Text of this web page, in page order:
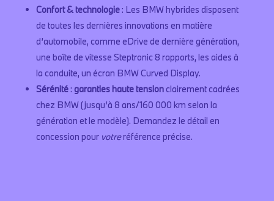
Confort & technologie: Les BMW hybrides disposent
de toutes les dernières innovations en matière
d’automobile, comme eDrive de dernière génération,
une boîte de vitesse Steptronic 8 rapports, les aides à
la conduite, un écran BMW Curved Display.
Sérénité: garanties haute tensionclairement cadrées
chez BMW (jusqu’à 8 ans/160 000 km selon la
génération et le modèle). Demandez le détail en
concession pour votreréférence précise.